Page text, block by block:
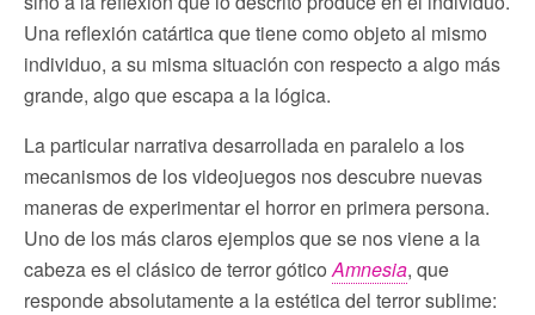
Una reflexión catártica que tiene como objeto al mismo
individuo, a su misma situación con respecto a algo más
grande, algo que escapa a la lógica.
La particular narrativa desarrollada en paralelo a los
mecanismos de los videojuegos nos descubre nuevas
maneras de experimentar el horror en primera persona.
Uno de los más claros ejemplos que se nos viene a la
cabeza es el clásico de terror góticoAmnesia, que
responde absolutamente a la estética del terror sublime: